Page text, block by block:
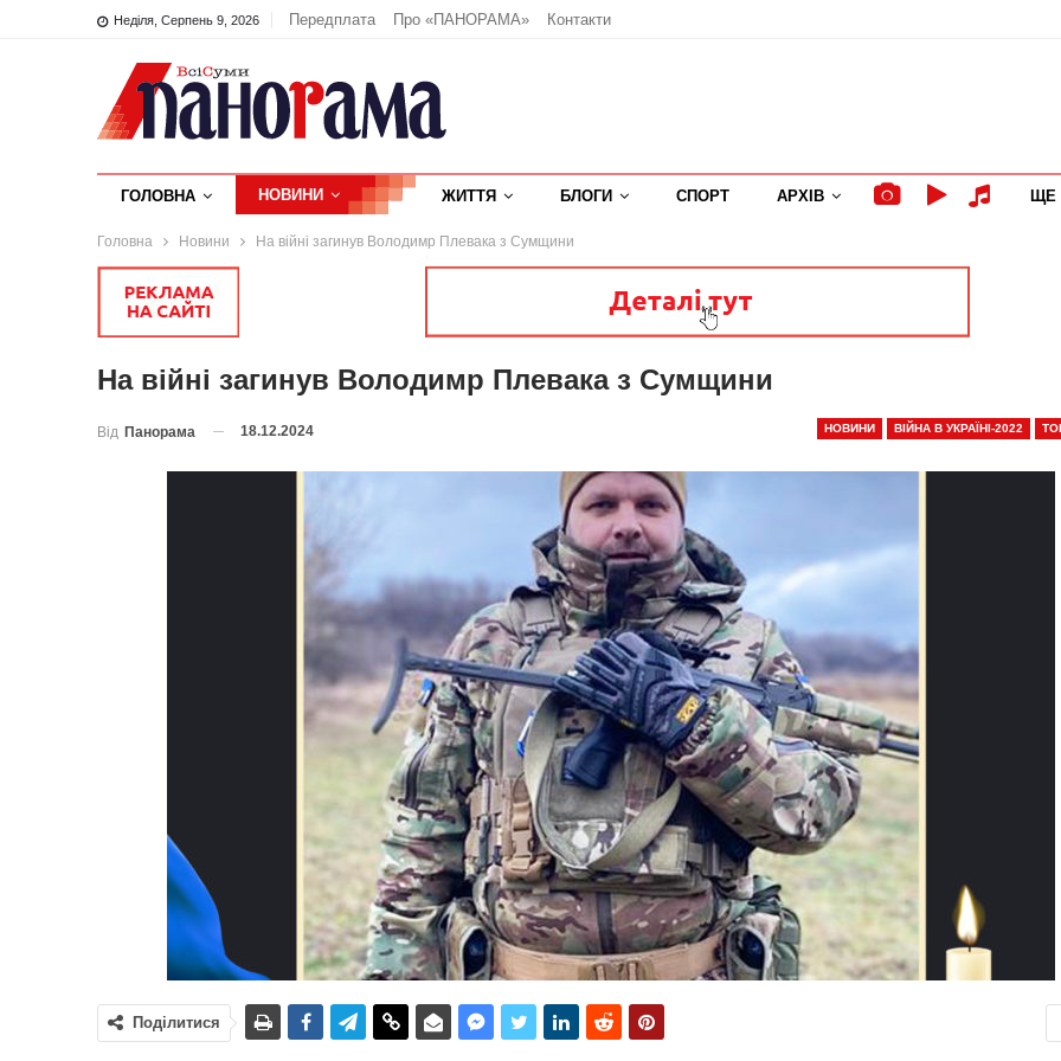
Неділя, Серпень 9, 2026 Передплата Про «ПАНОРАМА» Контакти
ГОЛОВНА НОВИНИ ЖИТТЯ БЛОГИ СПОРТ АРХІВ ЩЕ
Головна Новини На війні загинув Володимр Плевака з Сумщини
На війні загинув Володимр Плевака з Сумщини
НОВИНИ ВІЙНА В УКРАЇНІ-2022
Від Панорама 18.12.2024
Поділитися